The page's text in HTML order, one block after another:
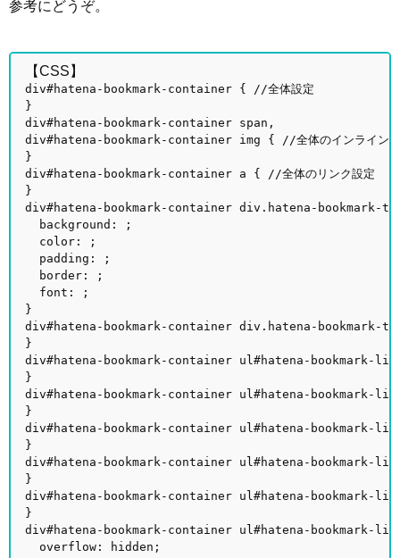
参考にどうぞ。
【CSS】
div#hatena-bookmark-container { //全体設定
}
div#hatena-bookmark-container span,
div#hatena-bookmark-container img { //全体のインライン要
}
div#hatena-bookmark-container a { //全体のリンク設定
}
div#hatena-bookmark-container div.hatena-bookmark-title
background: ;
color: ;
padding: ;
border: ;
font: ;
}
div#hatena-bookmark-container div.hatena-bookmark-
}
div#hatena-bookmark-container ul#hatena-bookmark-
}
div#hatena-bookmark-container ul#hatena-bookmark-
}
div#hatena-bookmark-container ul#hatena-bookmark-
}
div#hatena-bookmark-container ul#hatena-bookmark-
}
div#hatena-bookmark-container ul#hatena-bookmark-
}
div#hatena-bookmark-container ul#hatena-bookmark-list-
overflow: hidden;